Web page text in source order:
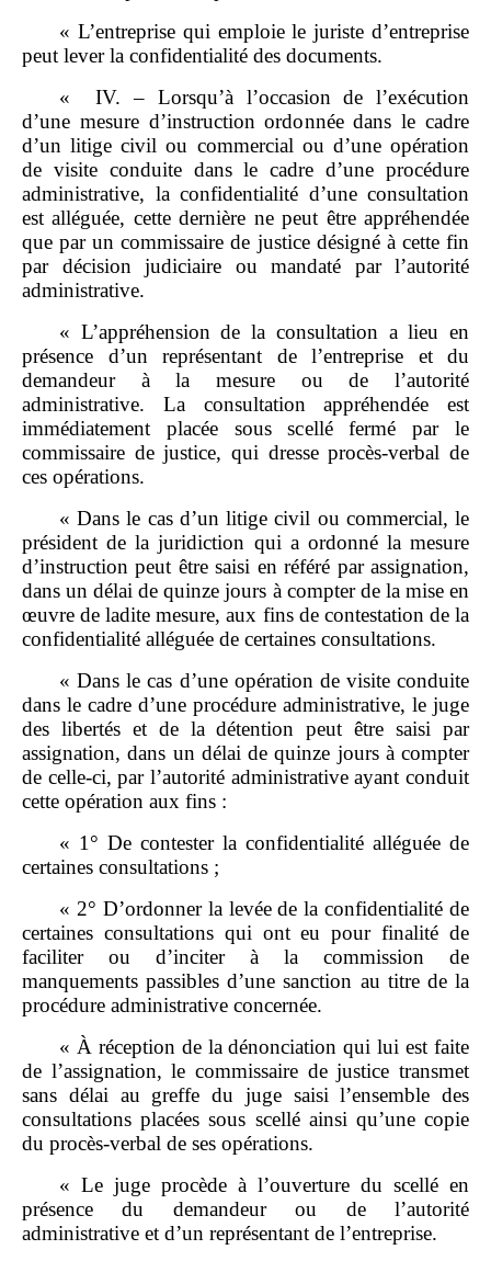
« L’entreprise qui emploie le juriste d’entreprise
peut lever la confidentialité des documents.
« IV. – Lorsqu’à l’occasion de l’exécution
d’une mesure d’instruction ordonnée dans le cadre
d’un litige civil ou commercial ou d’une opération
de visite conduite dans le cadre d’une procédure
administrative, la confidentialité d’une consultation
est alléguée, cette dernière ne peut être appréhendée
que par un commissaire de justice désigné à cette fin
par décision judiciaire ou mandaté par l’autorité
administrative.
« L’appréhension de la consultation a lieu en
présence d’un représentant de l’entreprise et du
demandeur à la mesure ou de l’autorité
administrative. La consultation appréhendée est
immédiatement placée sous scellé fermé par le
commissaire de justice, qui dresse procès-verbal de
ces opérations.
« Dans le cas d’un litige civil ou commercial, le
président de la juridiction qui a ordonné la mesure
d’instruction peut être saisi en référé par assignation,
dans un délai de quinze jours à compter de la mise en
œuvre de ladite mesure, aux fins de contestation de la
confidentialité alléguée de certaines consultations.
« Dans le cas d’une opération de visite conduite
dans le cadre d’une procédure administrative, le juge
des libertés et de la détention peut être saisi par
assignation, dans un délai de quinze jours à compter
de celle-ci, par l’autorité administrative ayant conduit
cette opération aux fins :
« 1° De contester la confidentialité alléguée de
certaines consultations ;
« 2° D’ordonner la levée de la confidentialité de
certaines consultations qui ont eu pour finalité de
faciliter ou d’inciter à la commission de
manquements passibles d’une sanction au titre de la
procédure administrative concernée.
« À réception de la dénonciation qui lui est faite
de l’assignation, le commissaire de justice transmet
sans délai au greffe du juge saisi l’ensemble des
consultations placées sous scellé ainsi qu’une copie
du procès-verbal de ses opérations.
« Le juge procède à l’ouverture du scellé en
présence du demandeur ou de l’autorité
administrative et d’un représentant de l’entreprise.